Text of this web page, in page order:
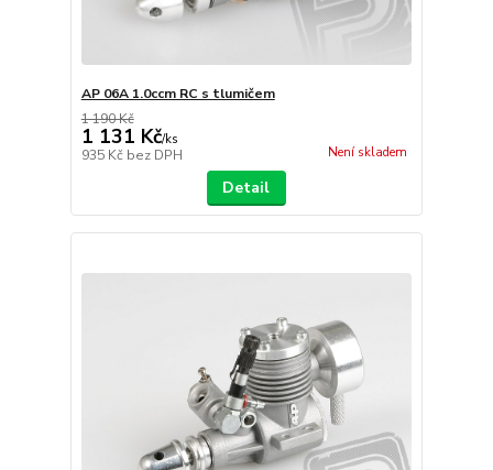
AP 06A 1.0ccm RC s tlumičem
1 190 Kč
1 131 Kč/ks
935 Kč bez DPH Není skladem
Detail